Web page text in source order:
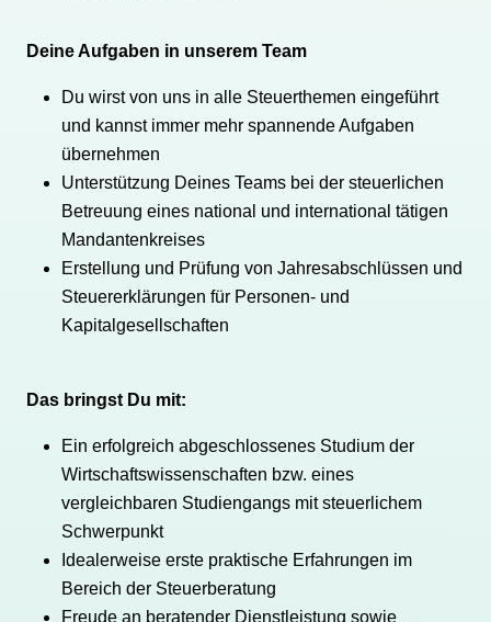
Deine Aufgaben in unserem Team
Du wirst von uns in alle Steuerthemen eingeführt
und kannst immer mehr spannende Aufgaben
übernehmen
Unterstützung Deines Teams bei der steuerlichen
Betreuung eines national und international tätigen
Mandantenkreises
Erstellung und Prüfung von Jahresabschlüssen und
Steuererklärungen für Personen- und
Kapitalgesellschaften
Das bringst Du mit:
Ein erfolgreich abgeschlossenes Studium der
Wirtschaftswissenschaften bzw. eines
vergleichbaren Studiengangs mit steuerlichem
Schwerpunkt
Idealerweise erste praktische Erfahrungen im
Bereich der Steuerberatung
Freude an beratender Dienstleistung sowie